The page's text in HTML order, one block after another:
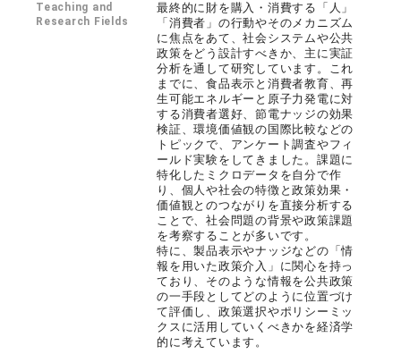
Teaching and
Research Fields
最終的に財を購入・消費する「人」
「消費者」の行動やそのメカニズム
に焦点をあて、社会システムや公共
政策をどう設計すべきか、主に実証
分析を通して研究しています。これ
までに、食品表示と消費者教育、再
生可能エネルギーと原子力発電に対
する消費者選好、節電ナッジの効果
検証、環境価値観の国際比較などの
トピックで、アンケート調査やフィ
ールド実験をしてきました。課題に
特化したミクロデータを自分で作
り、個人や社会の特徴と政策効果・
価値観とのつながりを直接分析する
ことで、社会問題の背景や政策課題
を考察することが多いです。
特に、製品表示やナッジなどの「情
報を用いた政策介入」に関心を持っ
ており、そのような情報を公共政策
の一手段としてどのように位置づけ
て評価し、政策選択やポリシーミッ
クスに活用していくべきかを経済学
的に考えています。